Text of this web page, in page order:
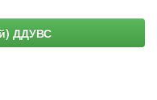
ДДУВС